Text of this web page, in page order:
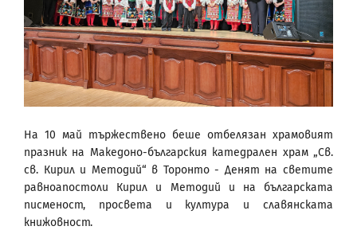
На 10 май тържествено беше отбелязан храмовият
празник на Македоно-българския катедрален храм „Св.
св. Кирил и Методий“ в Торонто - Денят на светите
равноапостоли Кирил и Методий и на българската
писменост, просвета и култура и славянската
книжовност.